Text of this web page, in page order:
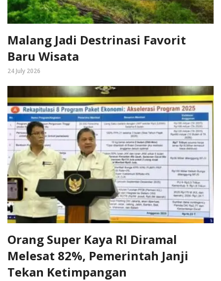
Malang Jadi Destrinasi Favorit
Baru Wisata
24 July 2026
Orang Super Kaya RI Diramal
Melesat 82%, Pemerintah Janji
Tekan Ketimpangan